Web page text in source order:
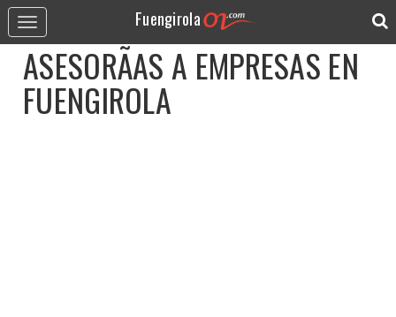
Toggle
navigation
Fuengirola
ASESORÃ­AS A EMPRESAS EN
FUENGIROLA